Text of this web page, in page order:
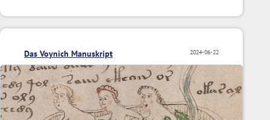
2024-06-22
Das Voynich Manuskript